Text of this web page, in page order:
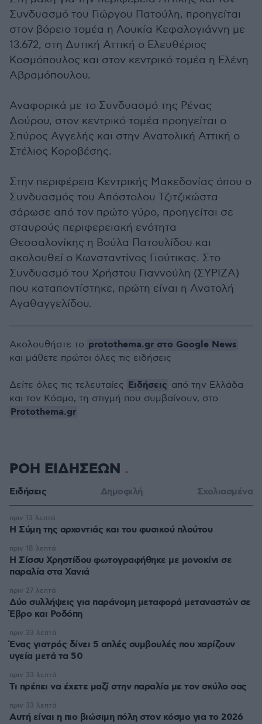
Συνδυασμό του Γιώργου Πατούλη, προηγείται
στον βόρειο τομέα η Λουκία Κεφαλογιάννη με
13.672, στη Δυτική Αττική ο Ελευθέριος
Κοσμόπουλος και στον κεντρικό τομέα η Ελένη
Αβραμόπουλου.
Αναφορικά με το Συνδυασμό της Ρένας
Δούρου, στον κεντρικό τομέα προηγείται ο
Σπύρος Αγγελής και στην Ανατολική Αττική ο
Στέλιος Κοροβέσης.
Στην περιφέρεια Κεντρικής Μακεδονίας όπου ο
Συνδυασμός του Απόστολου Τζιτζικώστα
σάρωσε από τον πρώτο γύρο, προηγείται σε
σταυρούς περιφερειακή ενότητα
Θεσσαλονίκης η Βούλα Πατουλίδου και
ακολουθεί ο Κωνσταντίνος Γιούτικας. Στο
Συνδυασμό του Χρήστου Γιαννούλη (ΣΥΡΙΖΑ)
που καταποντίστηκε, πρώτη είναι η Ανατολή
Αγαθαγγελίδου.
Ακολουθήστε το protothema.gr στο Google News
και μάθετε πρώτοι όλες τις ειδήσεις
Δείτε όλες τις τελευταίες Ειδήσεις από την Ελλάδα
και τον Κόσμο, τη στιγμή που συμβαίνουν, στο
Protothema.gr
ΡΟΗ ΕΙΔΗΣΕΩΝ
Ειδήσεις Δημοφιλή Σχολιασμένα
Η Σύμη της αρχοντιάς και του φυσικού πλούτου
πριν 13 λεπτά
Η Σίσσυ Χρηστίδου φωτογραφήθηκε με μονοκίνι σε
παραλία στα Χανιά
πριν 18 λεπτά
Δύο συλλήψεις για παράνομη μεταφορά μεταναστών σε
Έβρο και Ροδόπη
πριν 27 λεπτά
Ένας γιατρός δίνει 5 απλές συμβουλές που χαρίζουν
υγεία μετά τα 50
πριν 33 λεπτά
Τι πρέπει να έχετε μαζί στην παραλία με τον σκύλο σας
πριν 33 λεπτά
Αυτή είναι η πιο βιώσιμη πόλη στον κόσμο για το 2026
πριν 33 λεπτά